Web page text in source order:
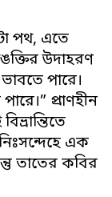
পথ, এতে
উদাহরণ
পারে।
প্রাণহীন
এক
তাতের কবির